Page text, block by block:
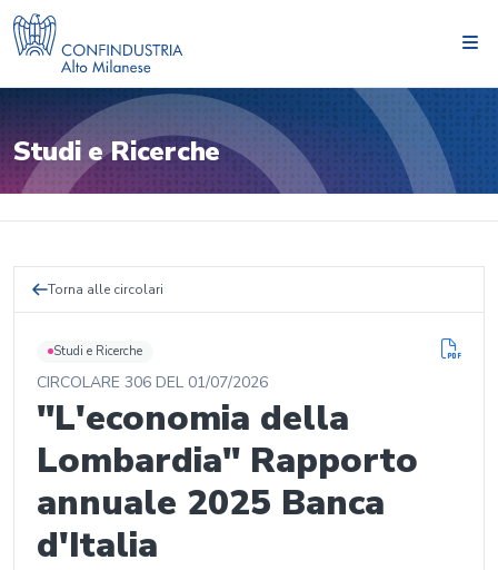
Studi e Ricerche
Torna alle circolari
Studi e Ricerche
CIRCOLARE 306 DEL 01/07/2026
"L'economia della
Lombardia" Rapporto
annuale 2025 Banca
d'Italia